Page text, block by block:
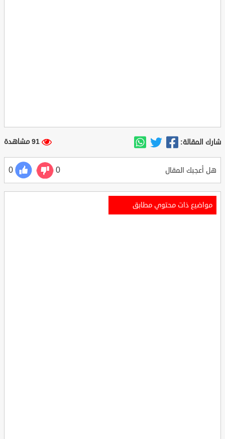
شارك المقالة: 91 مشاهدة
هل أعجبك المقال 0
0
مواضيع ذات محتوي مطابق